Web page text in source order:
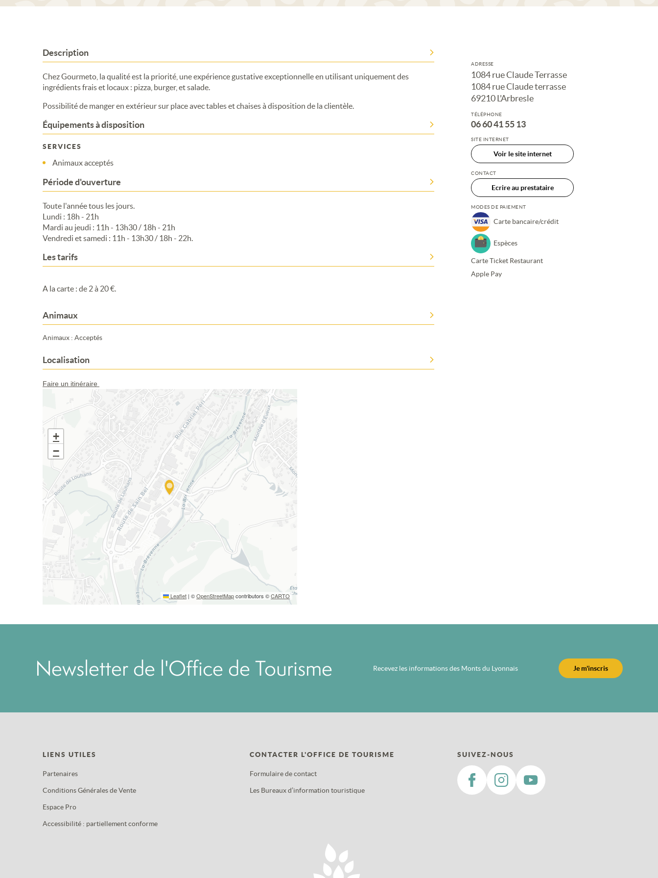
Description
Chez Gourmeto, la qualité est la priorité, une expérience gustative exceptionnelle en utilisant uniquement des
ingrédients frais et locaux : pizza, burger, et salade.
Possibilité de manger en extérieur sur place avec tables et chaises à disposition de la clientèle.
Équipements à disposition
SERVICES
Animaux acceptés
Période d'ouverture
Toute l'année tous les jours.
Lundi : 18h - 21h
Mardi au jeudi : 11h - 13h30 / 18h - 21h
Vendredi et samedi : 11h - 13h30 / 18h - 22h.
Les tarifs
A la carte : de 2 à 20 €.
Animaux
Animaux : Acceptés
Localisation
Faire un itinéraire
+
−
Leaflet | ©OpenStreetMapcontributors ©CARTO
ADRESSE
1084 rue Claude Terrasse
1084 rue Claude terrasse
69210 L'Arbresle
TÉLÉPHONE
06 60 41 55 13
SITE INTERNET
Voir le site internet
CONTACT
Ecrire au prestataire
MODES DE PAIEMENT
Carte bancaire/crédit
Espèces
Carte Ticket Restaurant
Apple Pay
Newsletter de l'Office de Tourisme Recevez les informations des Monts du Lyonnais Je m'inscris
LIENS UTILES
Partenaires
Conditions Générales de Vente
Espace Pro
Accessibilité : partiellement conforme
CONTACTER L'OFFICE DE TOURISME
Formulaire de contact
Les Bureaux d’information touristique
SUIVEZ-NOUS